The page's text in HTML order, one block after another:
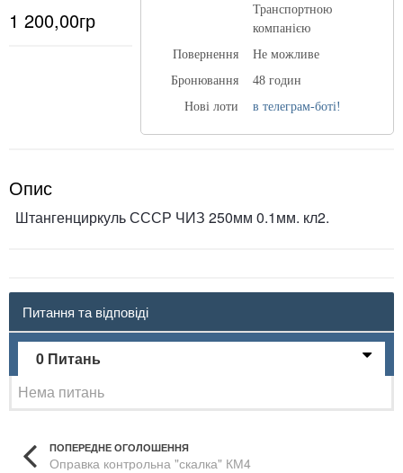
1 200,00гр
Транспортною
компанією
Повернення
Не можливе
Бронювання
48 годин
Нові лоти
в телеграм-боті!
Опис
Штангенциркуль СССР ЧИЗ 250мм 0.1мм. кл2.
Питання та відповіді
0 Питань
Нема питань
ПОПЕРЕДНЕ ОГОЛОШЕННЯ
Оправка контрольна "скалка" КМ4